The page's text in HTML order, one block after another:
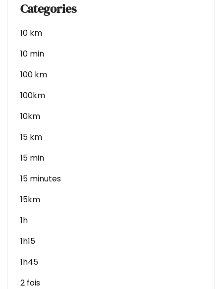
Categories
10 km
10 min
100 km
100km
10km
15 km
15 min
15 minutes
15km
1h
1h15
1h45
2 fois